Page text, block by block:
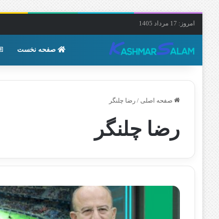
امروز: 17 مرداد 1405
صفحه نخست
صفحه اصلی / رضا چلنگر
رضا چلنگر